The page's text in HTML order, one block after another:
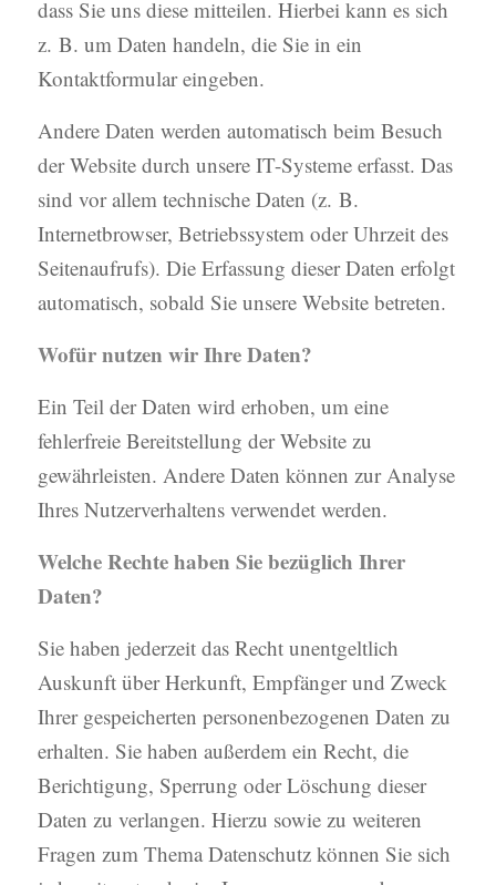
dass Sie uns diese mitteilen. Hierbei kann es sich
z. B. um Daten handeln, die Sie in ein
Kontaktformular eingeben.
Andere Daten werden automatisch beim Besuch
der Website durch unsere IT-Systeme erfasst. Das
sind vor allem technische Daten (z. B.
Internetbrowser, Betriebssystem oder Uhrzeit des
Seitenaufrufs). Die Erfassung dieser Daten erfolgt
automatisch, sobald Sie unsere Website betreten.
Wofür nutzen wir Ihre Daten?
Ein Teil der Daten wird erhoben, um eine
fehlerfreie Bereitstellung der Website zu
gewährleisten. Andere Daten können zur Analyse
Ihres Nutzerverhaltens verwendet werden.
Welche Rechte haben Sie bezüglich Ihrer
Daten?
Sie haben jederzeit das Recht unentgeltlich
Auskunft über Herkunft, Empfänger und Zweck
Ihrer gespeicherten personenbezogenen Daten zu
erhalten. Sie haben außerdem ein Recht, die
Berichtigung, Sperrung oder Löschung dieser
Daten zu verlangen. Hierzu sowie zu weiteren
Fragen zum Thema Datenschutz können Sie sich